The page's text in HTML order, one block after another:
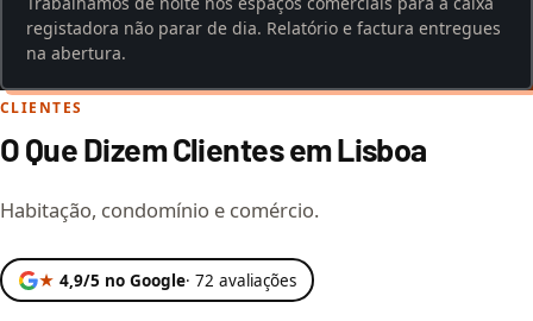
registadora não parar de dia. Relatório e factura entregues
na abertura.
CLIENTES
O Que Dizem Clientes em Lisboa
Habitação, condomínio e comércio.
★ 4,9/5 no Google· 72 avaliações